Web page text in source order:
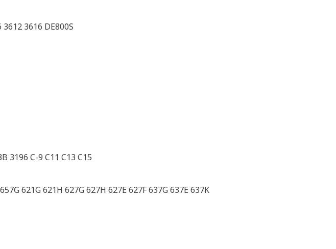
3616 DE800S
3196 C-9 C11 C13 C15
621G 621H 627G 627H 627E 627F 637G 637E 637K